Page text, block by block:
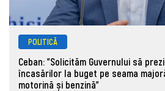
POLITICĂ
Ceban: "Solicităm Guvernului să
încasărilor la buget pe seama
motorină și benzină"